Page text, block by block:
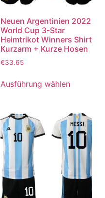
Neuen Argentinien 2022
World Cup 3-Star
Heimtrikot Winners Shirt
Kurzarm + Kurze Hosen
€33.65
Ausführung wählen